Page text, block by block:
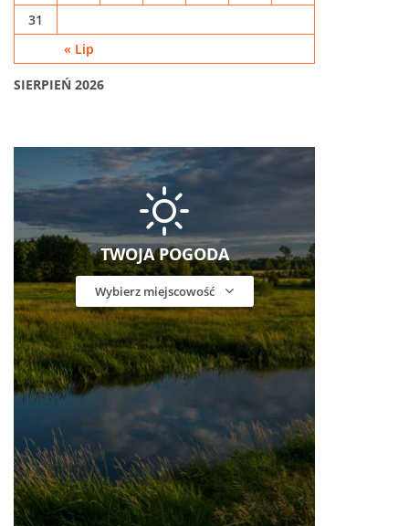
SIERPIEŃ 2026
« Lip
31
TWOJA POGODA
Wybierz miejscowość